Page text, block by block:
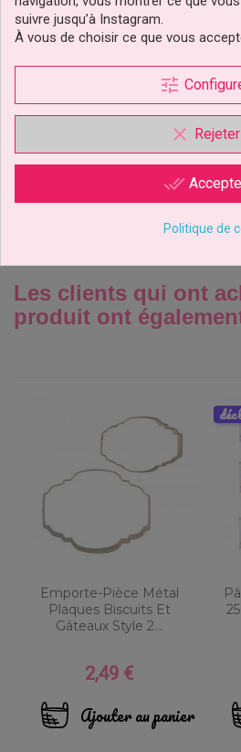
Prix
1,90 €
Ajouter au panier
Les clients qui ont
produit ont
Emporte-Pièce Métal
Plaques Biscuits Et
Gâteaux Style 2...
Prix
2,49 €
Ajouter au panier
suivre jusqu’à Instagram.
À vous de choisir ce que vous
tune
clear Rejeter
done_all
Politique de